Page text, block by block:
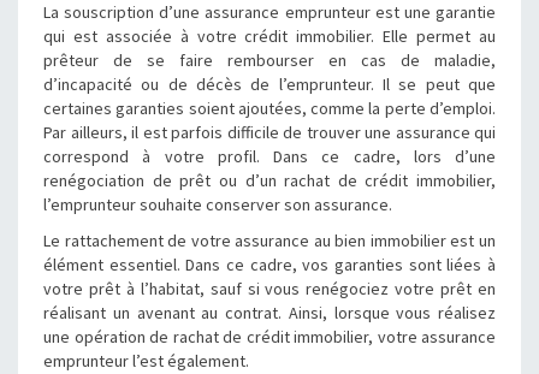
La souscription d’une assurance emprunteur est une garantie
qui est associée à votre crédit immobilier. Elle permet au
prêteur de se faire rembourser en cas de maladie,
d’incapacité ou de décès de l’emprunteur. Il se peut que
certaines garanties soient ajoutées, comme la perte d’emploi.
Par ailleurs, il est parfois difficile de trouver une assurance qui
correspond à votre profil. Dans ce cadre, lors d’une
renégociation de prêt ou d’un rachat de crédit immobilier,
l’emprunteur souhaite conserver son assurance.
Le rattachement de votre assurance au bien immobilier est un
élément essentiel. Dans ce cadre, vos garanties sont liées à
votre prêt à l’habitat, sauf si vous renégociez votre prêt en
réalisant un avenant au contrat. Ainsi, lorsque vous réalisez
une opération de rachat de crédit immobilier, votre assurance
emprunteur l’est également.